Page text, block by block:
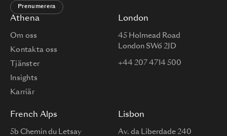
Athena
Om oss
Kontakta oss
Tjänster
Insights
Karriär
London
45 Holmead Road
London SW6 2JD
+44 207 4714 500
French Alps
5b Chemin du Letsay
Lisbon
Av. da Liberdade 240
Prenumerera